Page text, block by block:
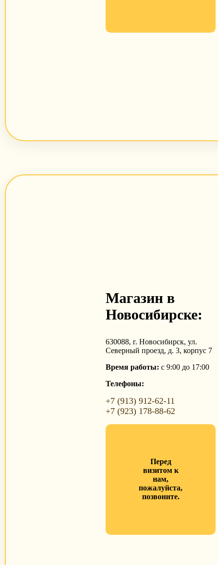
Магазин в
Новосибирске:
630088, г. Новосибирск, ул.
Северный проезд, д. 3, корпус 7
Время работы: с 9:00 до 17:00
Телефоны:
+7 (913) 912-62-11
+7 (923) 178-88-62
Перед
визитом к
нам,
пожалуйста,
позвоните.